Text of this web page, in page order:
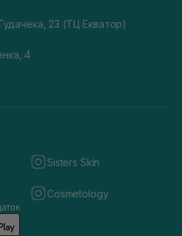
23 (ТЦ Екватор)
4
Sisters Skin
Cosmetology